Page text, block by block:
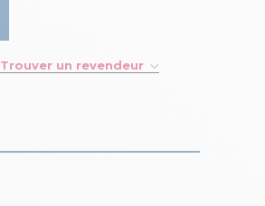
Trouver un revendeur